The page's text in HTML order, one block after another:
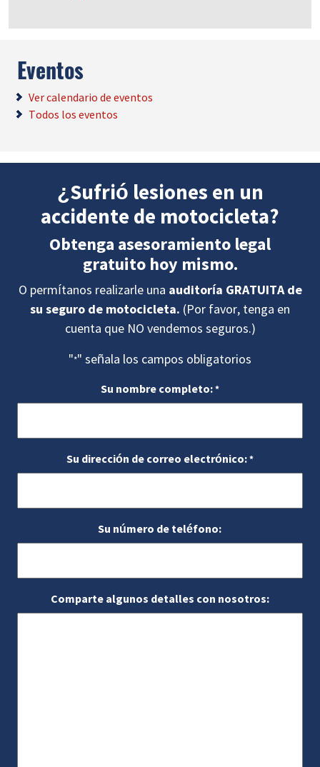
Eventos
Ver calendario de eventos
Todos los eventos
¿Sufrió lesiones en un
accidente de motocicleta?
Obtenga asesoramiento legal
gratuito hoy mismo.
O permítanos realizarle una auditoría GRATUITA de
su seguro de motocicleta. (Por favor, tenga en
cuenta que NO vendemos seguros.)
"*" señala los campos obligatorios
Su nombre completo:*
Su dirección de correo electrónico:*
Su número de teléfono:
Comparte algunos detalles con nosotros: